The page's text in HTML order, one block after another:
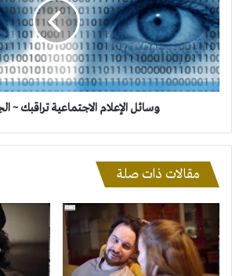
تراقبك
~
الجزء
1
من
2
وسائل الإعلام الاجتماعية تراقبك ~ الجزء
مقالات ذات صلة